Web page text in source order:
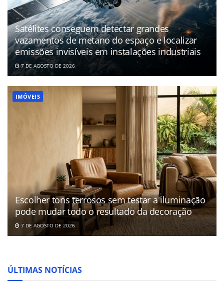
Satélites conseguem detectar grandes
vazamentos de metano do espaço e localizar
emissões invisíveis em instalações industriais
7 DE AGOSTO DE 2026
IMÓVEIS
Escolher tons terrosos sem testar a iluminação
pode mudar todo o resultado da decoração
7 DE AGOSTO DE 2026
ÚLTIMAS NOTÍCIAS